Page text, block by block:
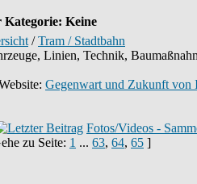
Kategorie: Keine
/Tram / Stadtbahn
Linien, Technik,
Gegenwart und Zukunft von
Fotos/Videos -
zu Seite: 1 ... 63, 64, 65 ]